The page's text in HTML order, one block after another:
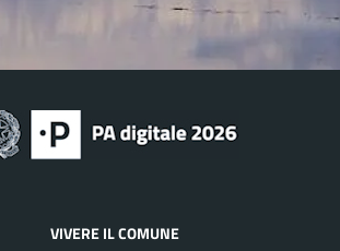
VIVERE IL COMUNE